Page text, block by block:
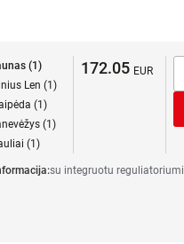
(1)
Len (1)
(1)
(1)
(1)
172.05
su integruotu reguliatoriumi